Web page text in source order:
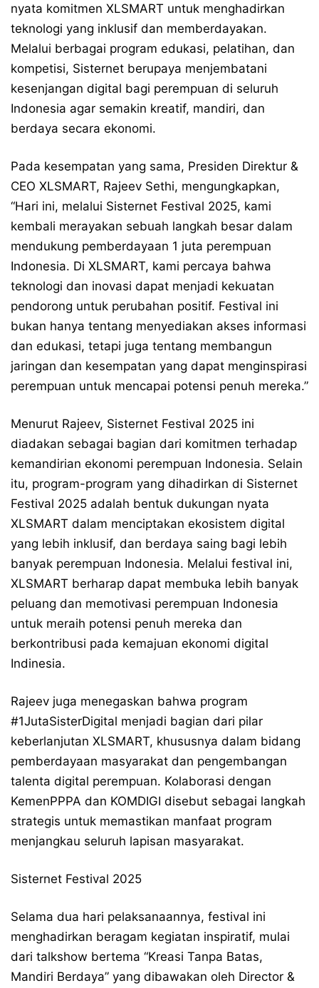
nyata komitmen XLSMART untuk menghadirkan
teknologi yang inklusif dan memberdayakan.
Melalui berbagai program edukasi, pelatihan, dan
kompetisi, Sisternet berupaya menjembatani
kesenjangan digital bagi perempuan di seluruh
Indonesia agar semakin kreatif, mandiri, dan
berdaya secara ekonomi.
Pada kesempatan yang sama, Presiden Direktur &
CEO XLSMART, Rajeev Sethi, mengungkapkan,
“Hari ini, melalui Sisternet Festival 2025, kami
kembali merayakan sebuah langkah besar dalam
mendukung pemberdayaan 1 juta perempuan
Indonesia. Di XLSMART, kami percaya bahwa
teknologi dan inovasi dapat menjadi kekuatan
pendorong untuk perubahan positif. Festival ini
bukan hanya tentang menyediakan akses informasi
dan edukasi, tetapi juga tentang membangun
jaringan dan kesempatan yang dapat menginspirasi
perempuan untuk mencapai potensi penuh mereka.”
Menurut Rajeev, Sisternet Festival 2025 ini
diadakan sebagai bagian dari komitmen terhadap
kemandirian ekonomi perempuan Indonesia. Selain
itu, program-program yang dihadirkan di Sisternet
Festival 2025 adalah bentuk dukungan nyata
XLSMART dalam menciptakan ekosistem digital
yang lebih inklusif, dan berdaya saing bagi lebih
banyak perempuan Indonesia. Melalui festival ini,
XLSMART berharap dapat membuka lebih banyak
peluang dan memotivasi perempuan Indonesia
untuk meraih potensi penuh mereka dan
berkontribusi pada kemajuan ekonomi digital
Indinesia.
Rajeev juga menegaskan bahwa program
#1JutaSisterDigital menjadi bagian dari pilar
keberlanjutan XLSMART, khususnya dalam bidang
pemberdayaan masyarakat dan pengembangan
talenta digital perempuan. Kolaborasi dengan
KemenPPPA dan KOMDIGI disebut sebagai langkah
strategis untuk memastikan manfaat program
menjangkau seluruh lapisan masyarakat.
Sisternet Festival 2025
Selama dua hari pelaksanaannya, festival ini
menghadirkan beragam kegiatan inspiratif, mulai
dari talkshow bertema “Kreasi Tanpa Batas,
Mandiri Berdaya” yang dibawakan oleh Director &